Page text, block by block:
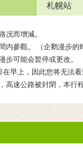
札幌站
况而增減。
參觀。 （企鹅漫步的
可能会暂停或更改。
早上，因此您将无法看
速公路被封閉，本行程